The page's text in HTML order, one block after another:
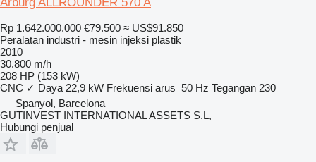
Rp 1.642.000.000 €79.500 ≈ US$91.850
Peralatan industri - mesin injeksi plastik
2010
30.800 m/h
208 HP (153 kW)
CNC ✓ Daya 22,9 kW Frekuensi arus 50 Hz Tegangan 230
Spanyol, Barcelona
GUTINVEST INTERNATIONAL ASSETS S.L,
Hubungi penjual